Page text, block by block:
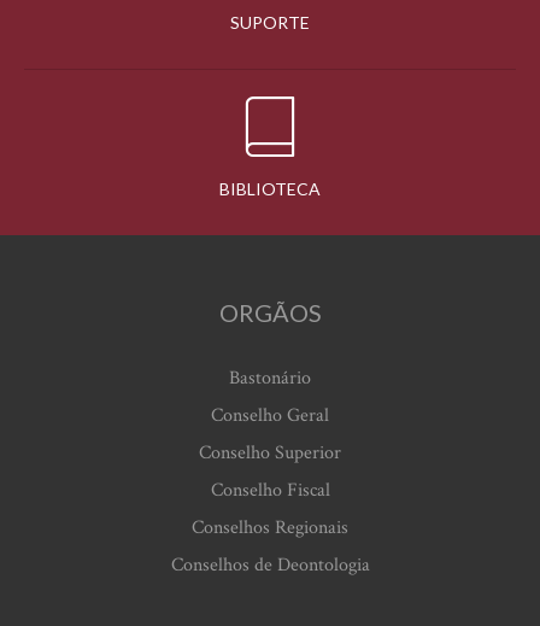
SUPORTE
BIBLIOTECA
ORGÃOS
Bastonário
Conselho Geral
Conselho Superior
Conselho Fiscal
Conselhos Regionais
Conselhos de Deontologia